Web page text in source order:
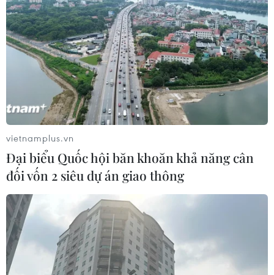
Sở hữu trí tuệ
Quy định sử dụng
RSS
Hỗ trợ
Ngôn ngữ
TTXVN
Dịch vụ tin
Quảng cáo
Liên hệ
Giấy phép số: 1374/GP-BTTTT do Bộ Thông tin và Truyền thông
cấp ngày 11/9/2008.
Quảng cáo: Phó TBT Nguyễn Thị Tám: 093.5958688, Email:
tamvna@gmail.com
Điện thoại: (024) 39411349 - (024) 39411348, Fax: (024)
39411348
vietnamplus.vn
Đại biểu Quốc hội băn khoăn khả năng cân
đối vốn 2 siêu dự án giao thông